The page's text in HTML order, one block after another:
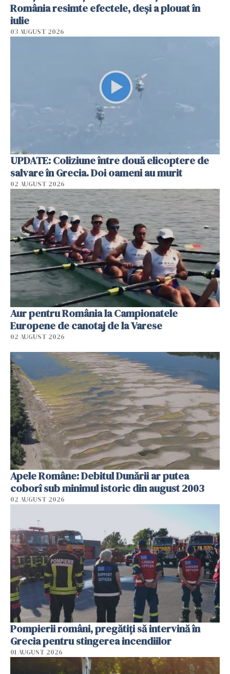
România resimte efectele, deși a plouat în
iulie
03 AUGUST 2026
UPDATE: Coliziune între două elicoptere de
salvare în Grecia. Doi oameni au murit
02 AUGUST 2026
Aur pentru România la Campionatele
Europene de canotaj de la Varese
02 AUGUST 2026
Apele Române: Debitul Dunării ar putea
coborî sub minimul istoric din august 2003
02 AUGUST 2026
Pompierii români, pregătiţi să intervină în
Grecia pentru stingerea incendiilor
01 AUGUST 2026